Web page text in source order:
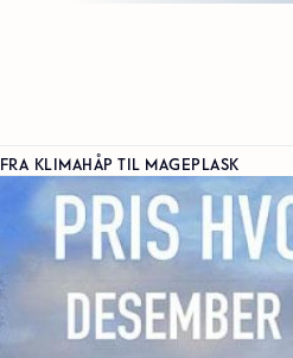
FRA KLIMAHÅP TIL MAGEPLASK